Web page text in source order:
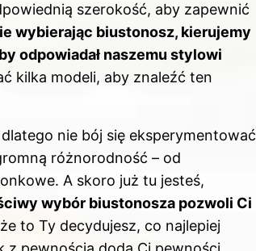
szerokość, aby zapewnić
wybierając biustonosz, kierujemy
odpowiadał naszemu stylowi
kilka modeli, aby znaleźć ten
nie bój się eksperymentować
różnorodność – od
A skoro już tu jesteś,
wybór biustonosza pozwoli Ci
to Ty decydujesz, co najlepiej